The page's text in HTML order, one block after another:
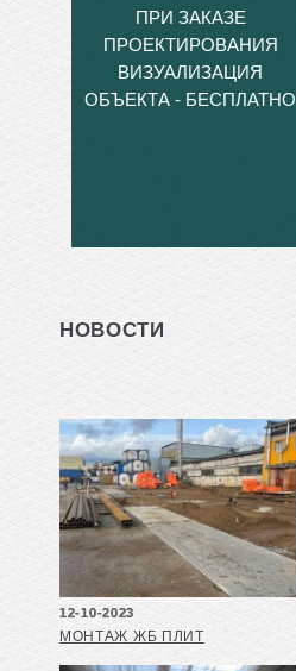
ПРИ ЗАКАЗЕ
ПРОЕКТИРОВАНИЯ
ВИЗУАЛИЗАЦИЯ
ОБЪЕКТА - БЕСПЛАТНО
НОВОСТИ
12-10-2023
МОНТАЖ ЖБ ПЛИТ